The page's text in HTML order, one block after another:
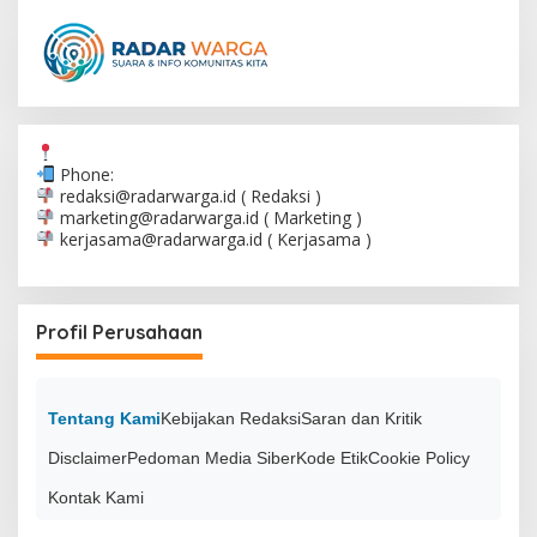
Phone:
redaksi@radarwarga.id ( Redaksi )
marketing@radarwarga.id ( Marketing )
kerjasama@radarwarga.id ( Kerjasama )
Profil Perusahaan
Tentang KamiKebijakan RedaksiSaran dan Kritik
DisclaimerPedoman Media SiberKode EtikCookie Policy
Kontak Kami